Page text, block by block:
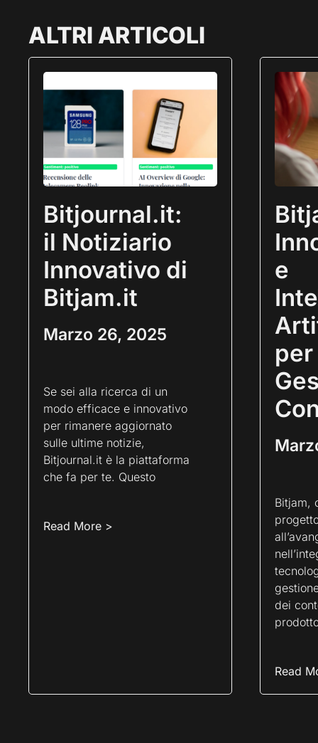
ALTRI ARTICOLI
Bitjournal.it:
il Notiziario
Innovativo di
Bitjam.it
Marzo 26, 2025
Se sei alla ricerca di un
modo efficace e innovativo
per rimanere aggiornato
sulle ultime notizie,
Bitjournal.it è la piattaforma
che fa per te. Questo
Read More >
e
per
Bitjam,
dei
Read